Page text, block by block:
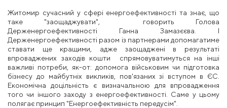
Житомир сучасний у сфері енергоефективності та знає, що
таке "заощаджувати", говорить Голова
Держенергоефективності Ганна Замазєєва. І
Держенергоефективності разом із партнерами допомагатиме
ставати ще кращими, адже заощаджені в результаті
впроваджених заходів кошти спрямовуватимуться на інші
важливі потреби, як-от: допомога військовим чи підготовка
бізнесу до майбутніх викликів, пов'язаних зі вступом в ЄС.
Економічна доцільність є визначальною для впровадження
того чи іншого заходу з енергоефективності. Саме у цьому
полягає принцип "Енергоефективність передусім".